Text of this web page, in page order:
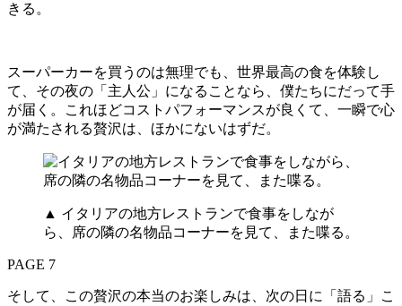
きる。
スーパーカーを買うのは無理でも、世界最高の食を体験し
て、その夜の「主人公」になることなら、僕たちにだって手
が届く。これほどコストパフォーマンスが良くて、一瞬で心
が満たされる贅沢は、ほかにないはずだ。
▲ イタリアの地方レストランで食事をしなが
ら、席の隣の名物品コーナーを見て、また喋る。
PAGE 7
そして、この贅沢の本当のお楽しみは、次の日に「語る」こ